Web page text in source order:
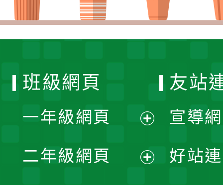
班級網頁
一年級網頁
開
二年級網頁
友站
宣導
好站